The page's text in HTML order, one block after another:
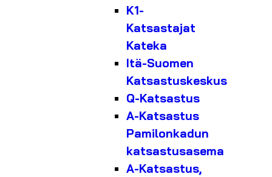
K1-
Katsastajat
Kateka
Itä-Suomen
Katsastuskeskus
Q-Katsastus
A-Katsastus
Pamilonkadun
katsastusasema
A-Katsastus,